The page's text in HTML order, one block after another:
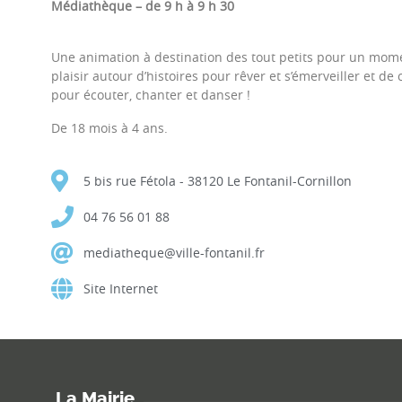
Médiathèque – de 9 h à 9 h 30
Une animation à destination des tout petits pour un
plaisir autour d’histoires pour rêver et s’émerveiller et de
pour écouter, chanter et danser !
De 18 mois à 4 ans.
5 bis rue Fétola - 38120 Le Fontanil-Cornillon
04 76 56 01 88
mediatheque@ville-fontanil.fr
Site Internet